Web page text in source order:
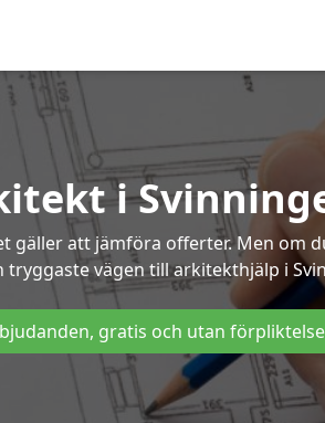
i
gäller att jämföra offerter. Men om
tryggaste vägen till arkitekthjälp i
gratis och utan